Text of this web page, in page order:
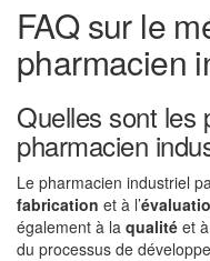
FAQ sur le
pharmacien
Quelles sont les
pharmacien
Le pharmacien industriel
fabrication et à l’
également à la qualité et
du processus de